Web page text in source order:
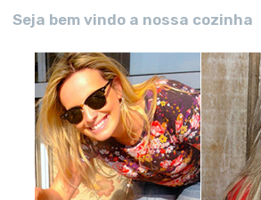
Seja bem vindo a nossa cozinha